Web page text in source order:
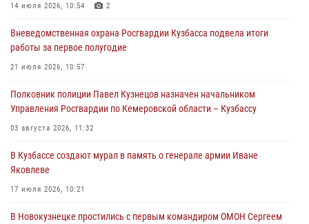
Росгвардейцы задержали нарушителя общественного порядка в
04 августа 2026, 07:41
Кемеровские росгвардейцы пресекли попытку хищения товара
04 августа 2026, 06:32
14 июля 2026, 10:54 2
Вневедомственная охрана Росгвардии Кузбасса подвела итоги
работы за первое полугодие
21 июля 2026, 10:57
Полковник полиции Павел Кузнецов назначен начальником
Управления Росгвардии по Кемеровской области – Кузбассу
03 августа 2026, 11:32
В Кузбассе создают мурал в память о генерале армии Иване
Яковлеве
17 июля 2026, 10:21
В Новокузнецке простились с первым командиром ОМОН Сергеем